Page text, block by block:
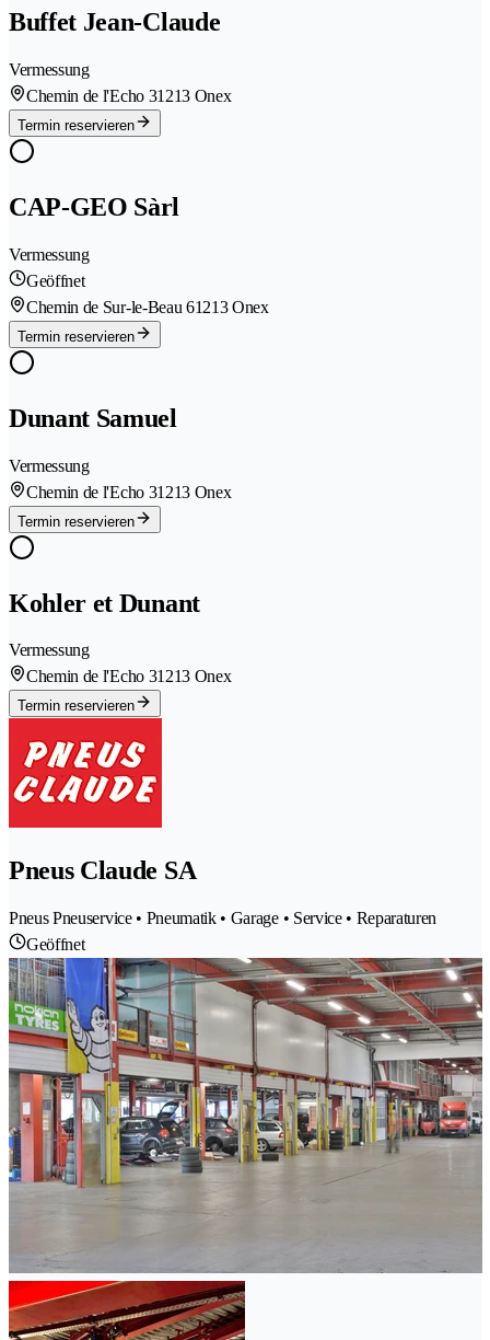
Buffet Jean-Claude
Vermessung
Chemin de l'Echo 31213 Onex
Termin reservieren
CAP-GEO Sàrl
Vermessung
Geöffnet
Chemin de Sur-le-Beau 61213 Onex
Termin reservieren
Dunant Samuel
Vermessung
Chemin de l'Echo 31213 Onex
Termin reservieren
Kohler et Dunant
Vermessung
Chemin de l'Echo 31213 Onex
Termin reservieren
Pneus Claude SA
Pneus Pneuservice • Pneumatik • Garage • Service • Reparaturen
Geöffnet